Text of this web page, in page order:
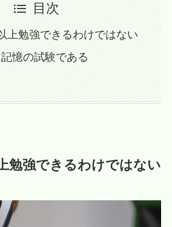
目次
上勉強できるわけではない
憶の試験である
勉強できるわけではない